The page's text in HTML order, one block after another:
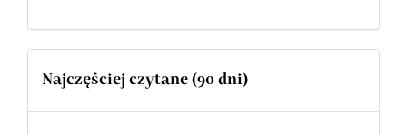
Najczęściej czytane (90 dni)